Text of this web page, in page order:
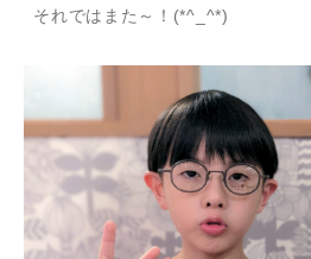
それではまた～！(*^_^*)